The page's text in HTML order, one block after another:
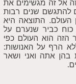
אל זה מגשימים את
להתגשם שנים רבות
העולם. התוצאה היא
כביר שנערם על
הזה הוא העולם כפי
הרף על האנושות:
בהן אתה ואני ושאר